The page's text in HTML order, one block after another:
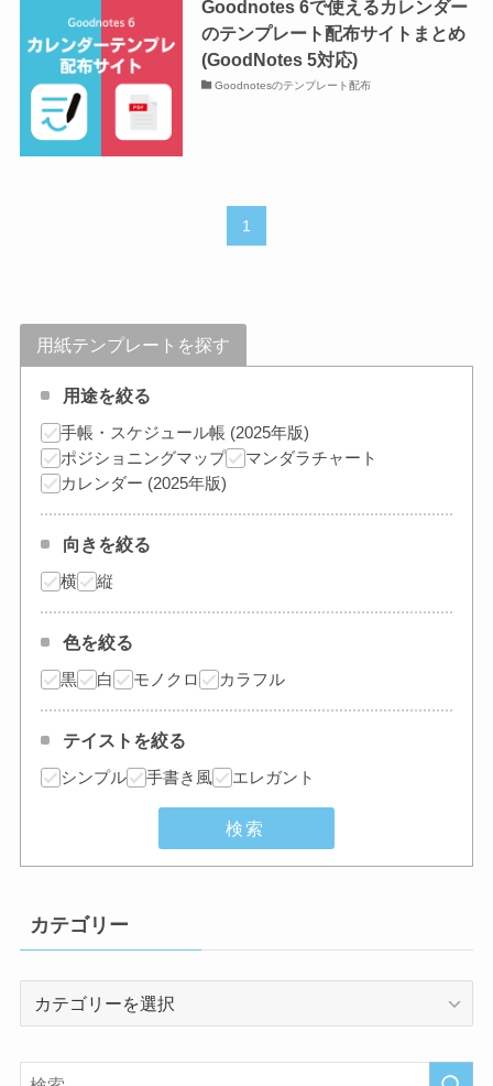
Goodnotes 6で使えるカレンダー
のテンプレート配布サイトまとめ
(GoodNotes 5対応)
Goodnotesのテンプレート配布
1
用紙テンプレートを探す
用途を絞る
手帳・スケジュール帳 (2025年版)
ポジショニングマップ
マンダラチャート
カレンダー (2025年版)
向きを絞る
横 縦
色を絞る
黒 白 モノクロ カラフル
テイストを絞る
シンプル 手書き風 エレガント
検索
カテゴリー
リ